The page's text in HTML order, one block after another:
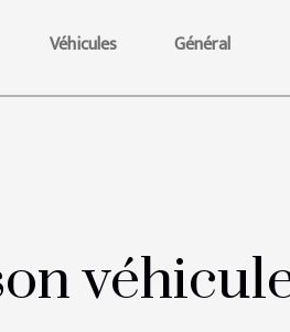
Véhicules Général